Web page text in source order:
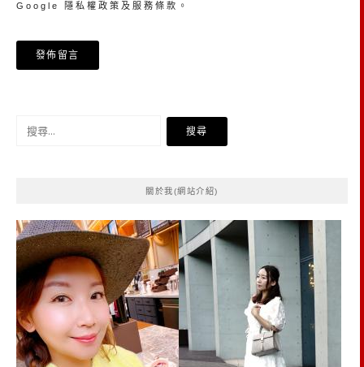
Google
隱私權政策 及 服務條款 。
關於我(網站介紹)